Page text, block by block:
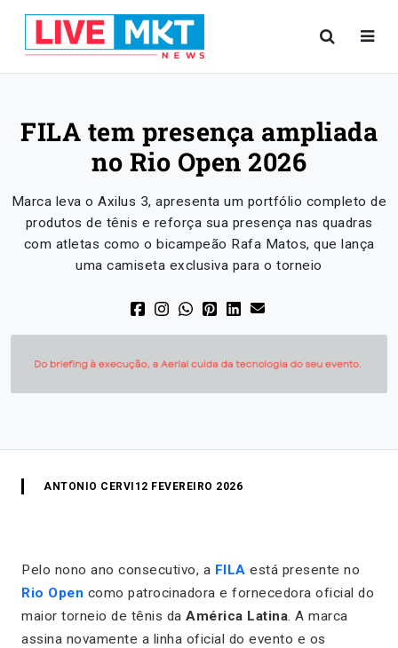
FILA tem presença ampliada
no Rio Open 2026
Marca leva o Axilus 3, apresenta um portfólio completo de
produtos de tênis e reforça sua presença nas quadras
com atletas como o bicampeão Rafa Matos, que lança
uma camiseta exclusiva para o torneio
ANTONIO CERVI 12 FEVEREIRO 2026
Pelo nono ano consecutivo, a FILA está presente no
Rio Open como patrocinadora e fornecedora oficial do
maior torneio de tênis da América Latina. A marca
assina novamente a linha oficial do evento e os